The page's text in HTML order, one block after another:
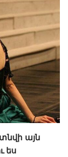
այն
ես